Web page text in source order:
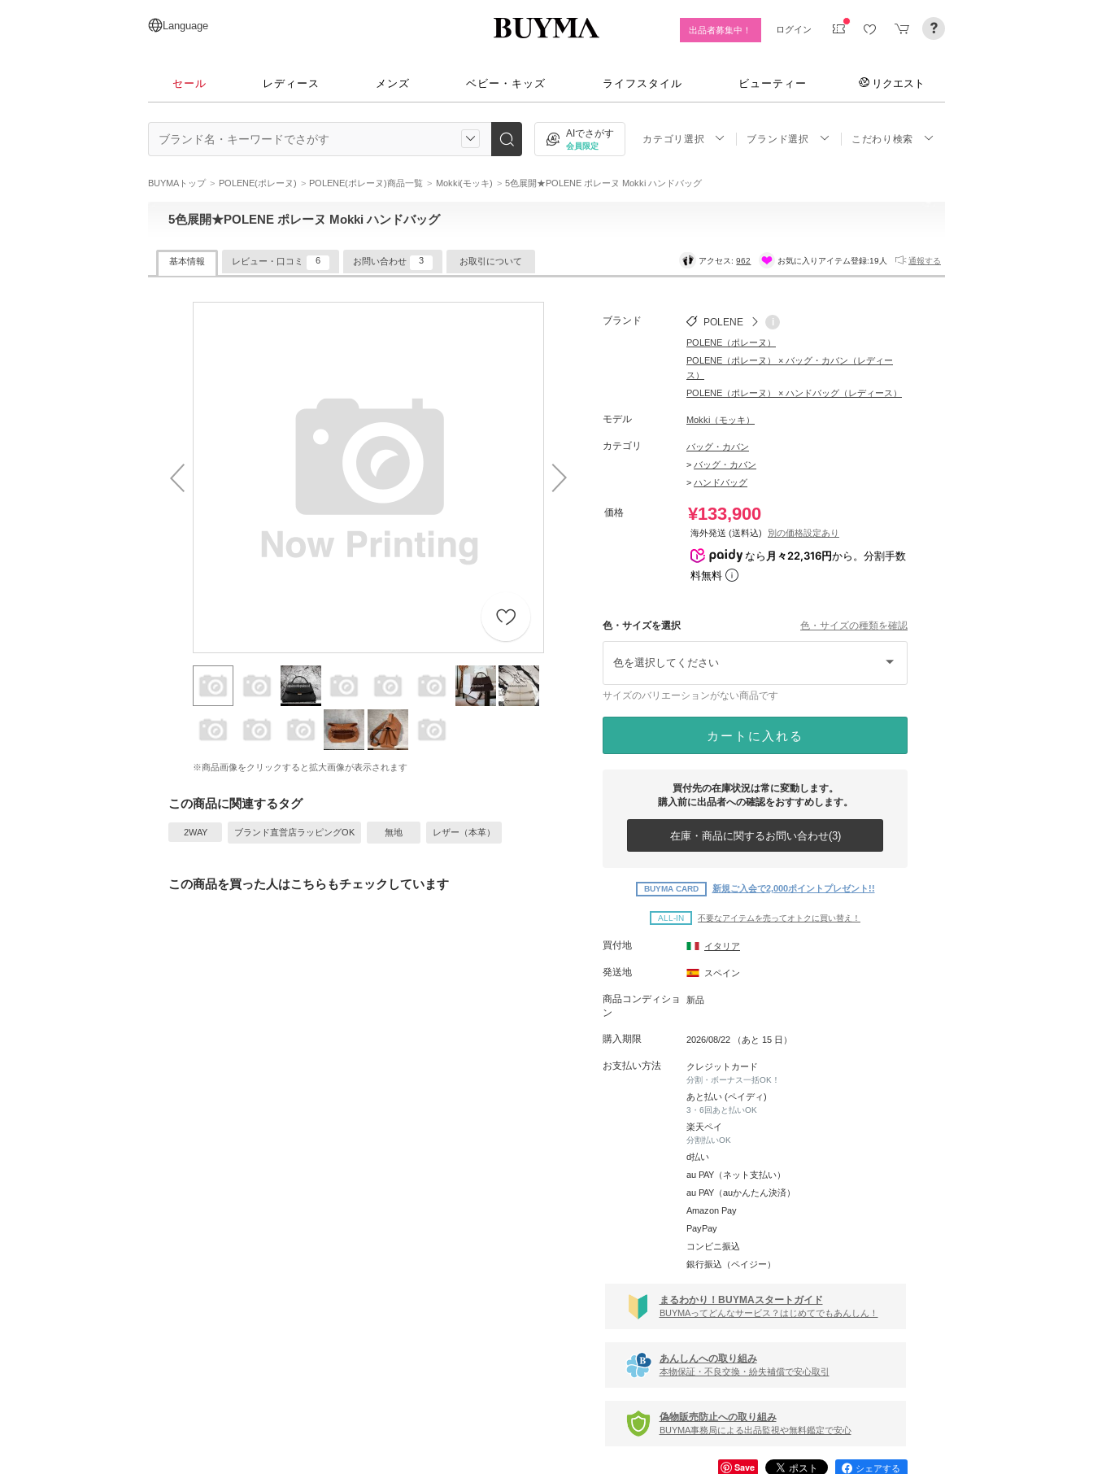
日本語
English
简体中文
繁體中文
Language 出品者募集中！ ログイン
セール レディース メンズ ベビー・キッズ ライフスタイル ビューティー リクエスト
AIでさがす
会員限定
カテゴリ選択 ブランド選択 こだわり検索
BUYMAトップ POLENE(ポレーヌ) POLENE(ポレーヌ)商品一覧 Mokki(モッキ) 5色展開★POLENE ポレーヌ Mokki ハンドバッグ
5色展開★POLENE ポレーヌ Mokki ハンドバッグ
基本情報 レビュー・口コミ 6 お問い合わせ 3 お取引について アクセス:962 お気に入りアイテム登録:19人 通報する
※商品画像をクリックすると拡大画像が表示されます
この商品に関連するタグ
2WAY ブランド直営店ラッピングOK 無地 レザー（本革）
この商品を買った人はこちらもチェックしています
ブランド POLENE i
POLENE（ポレーヌ）
POLENE（ポレーヌ） × バッグ・カバン（レディー
ス）
POLENE（ポレーヌ） × ハンドバッグ（レディース）
モデル Mokki（モッキ）
カテゴリ
バッグ・カバン
> バッグ・カバン
> ハンドバッグ
価格 ¥133,900
海外発送 (送料込) 別の価格設定あり
なら 月々22,316円から。分割手数
料無料
色・サイズを選択 色・サイズの種類を確認
色を選択してください
サイズのバリエーションがない商品です
カートに入れる
買付先の在庫状況は常に変動します。
購入前に出品者への確認をおすすめします。
在庫・商品に関するお問い合わせ(3)
BUYMA CARD 新規ご入会で2,000ポイントプレゼント!!
ALL-IN 不要なアイテムを売ってオトクに買い替え！
買付地 イタリア
発送地 スペイン
商品コンディショ
ン
新品
購入期限 2026/08/22 （あと 15 日）
お支払い方法 クレジットカード
分割・ボーナス一括OK！
あと払い (ペイディ)
3・6回あと払いOK
楽天ペイ
分割払いOK
d払い
au PAY（ネット支払い）
au PAY（auかんたん決済）
Amazon Pay
PayPay
コンビニ振込
銀行振込（ペイジー）
まるわかり！BUYMAスタートガイド
BUYMAってどんなサービス？はじめてでもあんしん！
あんしんへの取り組み
本物保証・不良交換・紛失補償で安心取引
偽物販売防止への取り組み
BUYMA事務局による出品監視や無料鑑定で安心
Save シェアする